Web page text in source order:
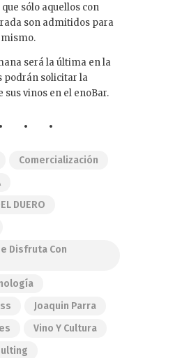
sólo aquellos con
son admitidos para
será la última en la
podrán solicitar la
vinos en el enoBar.
Comercialización
DUERO
Disfruta Con
Joaquin Parra
Vino Y Cultura